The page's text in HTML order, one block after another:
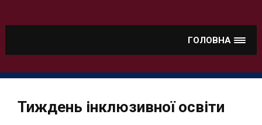
ГОЛОВНА
Тиждень інклюзивної освіти